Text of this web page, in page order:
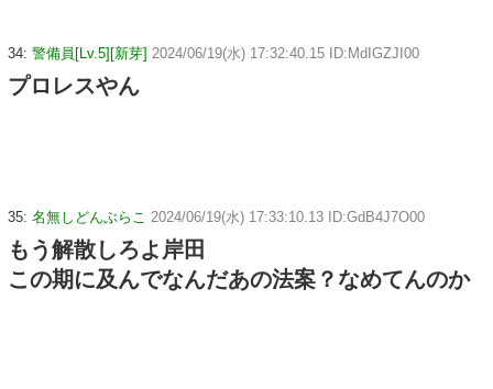
34: 警備員[Lv.5][新芽] 2024/06/19(水) 17:32:40.15 ID:MdIGZJI00
プロレスやん
35: 名無しどんぶらこ 2024/06/19(水) 17:33:10.13 ID:GdB4J7O00
もう解散しろよ岸田
この期に及んでなんだあの法案？なめてんのか